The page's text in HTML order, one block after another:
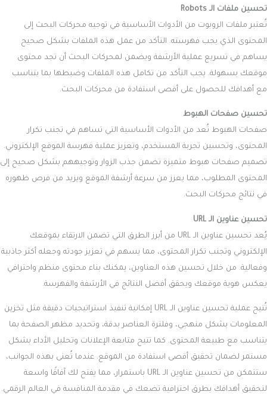
تحسين ملفات الـ Robots
تُعتبر ملفات الروبوت من الأدوات الأساسية في توجيه محركات البحث إلى
المحتوى الذي يجب فهرسته. التأكد من عمل هذه الملفات بشكل صحيح
يساهم في تسريع عملية الأرشفة ويضمن لمحركات البحث أن تجد محتوى
موقعك بسهولة. يجب التأكد من تكامل هذه الملفات وضبطها بما يتناسب
مع أهدافك للحصول على أقصى استفادة من محركات البحث.
تحسين صفحات الهبوط
صفحات الهبوط تُعد من الأدوات الأساسية التي تساهم في تجنب تكرار
المحتوى، وتحسين تجربة المستخدم، وتعزيز عملية فهرسة الموقع الإلكتروني.
تصميم صفحات هبوط متميزة تضمن جذب الزوار وتوجيههم بشكل صحيح إلى
المحتوى المطلوب، مما يعزز من سرعة أرشفة الموقع ويزيد من فرص ظهوره
في نتائج محركات البحث.
تحسين عناوين الـ URL
يُعد تحسين عناوين الـ URL من أبرز الطرق التي تضمن الارتقاء بموقعك
الإلكتروني وتجنب تكرار المحتوى، مما يسهم في تعزيز جودته وجعله أكثر جاذبية
وفعالية. من خلال تحسين هذه العناوين، يمكنك بناء محتوى منظم واحترافي
يعكس هوية موقعك ويحقق أفضل النتائج في الأرشفة والفهرسة.
تُتيح عملية تحسين عناوين الـ URL إمكانية تنفيذ استراتيجيات دقيقة مثل تخزين
المعلومات بشكل منهجي، وفلترة العناصر بدقة، وتحديد مظهر الصفحة بما
يتناسب مع طبيعة المحتوى. كما تتيح متابعة الإعلانات وتحليل الأداء بشكل
مستمر لضمان تحقيق أقصى استفادة من الموقع. عندما تُعنى بهذه الجوانب،
ستتمكن من تحسين عناوين الـ URL باستمرار، مما يفتح لك آفاقًا واسعة
لتحقيق أهدافك بطرق احترافية تضعك في مقدمة المنافسة في العالم الرقمي.